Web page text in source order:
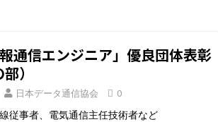
通信エンジニア」優良団体表彰
）
日本データ通信協会 0
従事者、電気通信主任技術者など